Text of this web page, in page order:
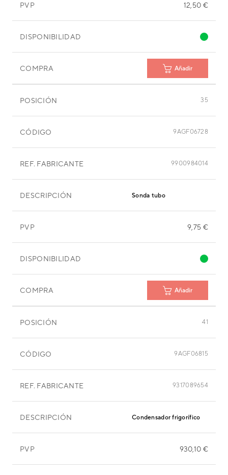
PVP 12,50 €
DISPONIBILIDAD
COMPRA Añadir
POSICIÓN 35
CÓDIGO 9AGF06728
REF. FABRICANTE 9900984014
DESCRIPCIÓN Sonda tubo
PVP 9,75 €
DISPONIBILIDAD
COMPRA Añadir
POSICIÓN 41
CÓDIGO 9AGF06815
REF. FABRICANTE 9317089654
DESCRIPCIÓN Condensador frigorífico
PVP 930,10 €